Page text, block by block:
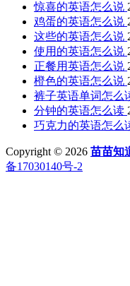
惊喜的英语怎么说
鸡蛋的英语怎么说
这些的英语怎么说
使用的英语怎么说
正餐用英语怎么说
橙色的英语怎么说
裤子英语单词怎么
分钟的英语怎么读
巧克力的英语怎么
Copyright © 2026 苗苗知
备17030140号-2